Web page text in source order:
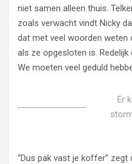
niet samen alleen thuis.
zoals verwacht vindt Nicky
dat met veel woorden weten
als ze opgesloten is.
We moeten veel geduld
Er
“Dus pak vast je koffer”